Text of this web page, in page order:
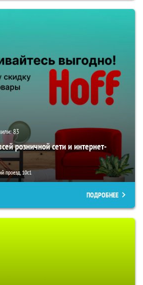
83
розничной сети и интернет-
проезд, 10с1
ПОДРОБНЕЕ